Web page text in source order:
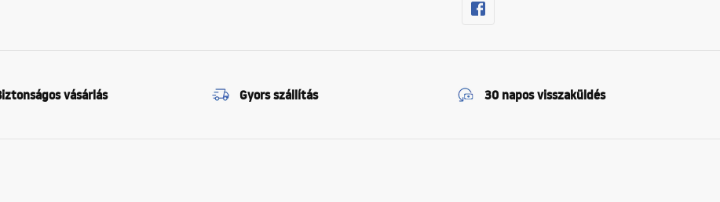
vásárlás Gyors szállítás 30 napos visszaküldés